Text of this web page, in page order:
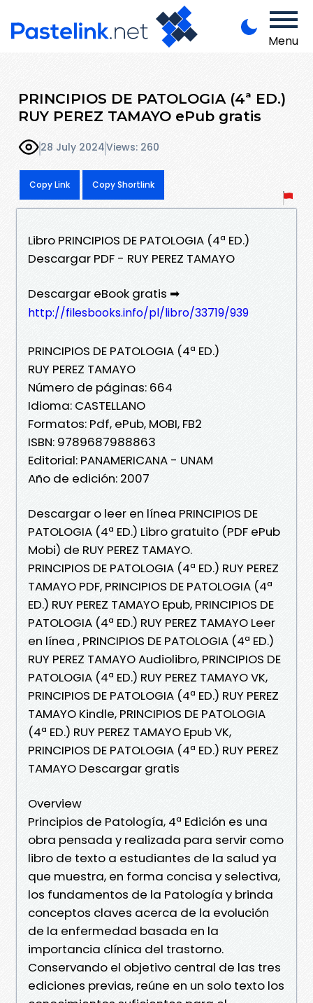
Menu
PRINCIPIOS DE PATOLOGIA (4ª ED.)
RUY PEREZ TAMAYO ePub gratis
28 July 2024Views: 260
Copy Link Copy Shortlink
Libro PRINCIPIOS DE PATOLOGIA (4ª ED.)
Descargar PDF - RUY PEREZ TAMAYO
Descargar eBook gratis ➡
http://filesbooks.info/pl/libro/33719/939
PRINCIPIOS DE PATOLOGIA (4ª ED.)
RUY PEREZ TAMAYO
Número de páginas: 664
Idioma: CASTELLANO
Formatos: Pdf, ePub, MOBI, FB2
ISBN: 9789687988863
Editorial: PANAMERICANA - UNAM
Año de edición: 2007
Descargar o leer en línea PRINCIPIOS DE
PATOLOGIA (4ª ED.) Libro gratuito (PDF ePub
Mobi) de RUY PEREZ TAMAYO.
PRINCIPIOS DE PATOLOGIA (4ª ED.) RUY PEREZ
TAMAYO PDF, PRINCIPIOS DE PATOLOGIA (4ª
ED.) RUY PEREZ TAMAYO Epub, PRINCIPIOS DE
PATOLOGIA (4ª ED.) RUY PEREZ TAMAYO Leer
en línea , PRINCIPIOS DE PATOLOGIA (4ª ED.)
RUY PEREZ TAMAYO Audiolibro, PRINCIPIOS DE
PATOLOGIA (4ª ED.) RUY PEREZ TAMAYO VK,
PRINCIPIOS DE PATOLOGIA (4ª ED.) RUY PEREZ
TAMAYO Kindle, PRINCIPIOS DE PATOLOGIA
(4ª ED.) RUY PEREZ TAMAYO Epub VK,
PRINCIPIOS DE PATOLOGIA (4ª ED.) RUY PEREZ
TAMAYO Descargar gratis
Overview
Principios de Patología, 4ª Edición es una
obra pensada y realizada para servir como
libro de texto a estudiantes de la salud ya
que muestra, en forma concisa y selectiva,
los fundamentos de la Patología y brinda
conceptos claves acerca de la evolución
de la enfermedad basada en la
importancia clínica del trastorno.
Conservando el objetivo central de las tres
ediciones previas, reúne en un solo texto los